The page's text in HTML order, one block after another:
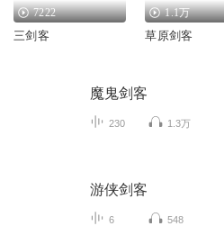
7222
三剑客
1.1万
草原剑客
魔鬼剑客
230 1.3万
游侠剑客
6 548